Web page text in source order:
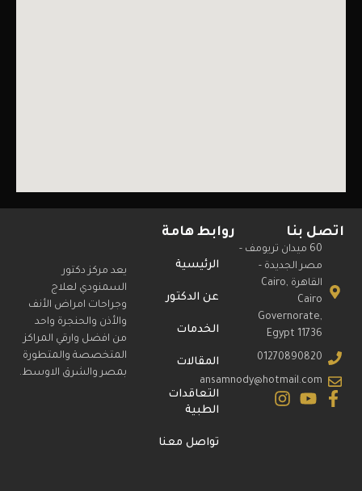
يعد مركز دكتور
السمنودي لعلاج
وجراحات امراض الأنف
والأذن والحنجرة واحد
من افضل وارقي المراكز
المتخصصة والمتطورة
بمصر والشرق الاوسط.
روابط هامة
الرئيسية
عن الدكتور
الخدمات
المقالات
التعاقدات
الطبية
تواصل معنا
اتصل بنا
60 ميدان تريومف -
مصر الجديدة -
القاهرة Cairo,
Cairo
Governorate,
Egypt 11736
01270890820
ansamnody@hotmail.com